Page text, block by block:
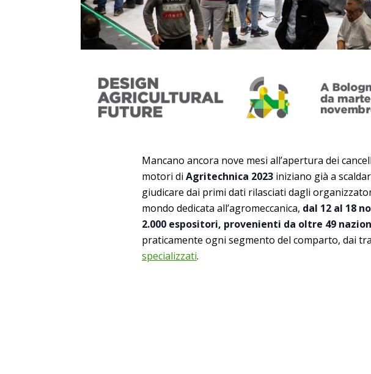
Mancano ancora nove mesi all’apertura dei
motori di Agritechnica 2023 iniziano già a
giudicare dai primi dati rilasciati dagli
mondo dedicata all’agromeccanica, dal 12 al 18
2.000 espositori, provenienti da oltre 49
praticamente ogni segmento del comparto, dai
specializzati.